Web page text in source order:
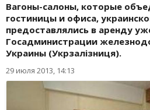
Вагоны-салоны, которые
гостиницы и офиса,
предоставлялись в аренду
Госадминистрации
Украины (Укрзалізниця).
29 июля 2013, 14:13